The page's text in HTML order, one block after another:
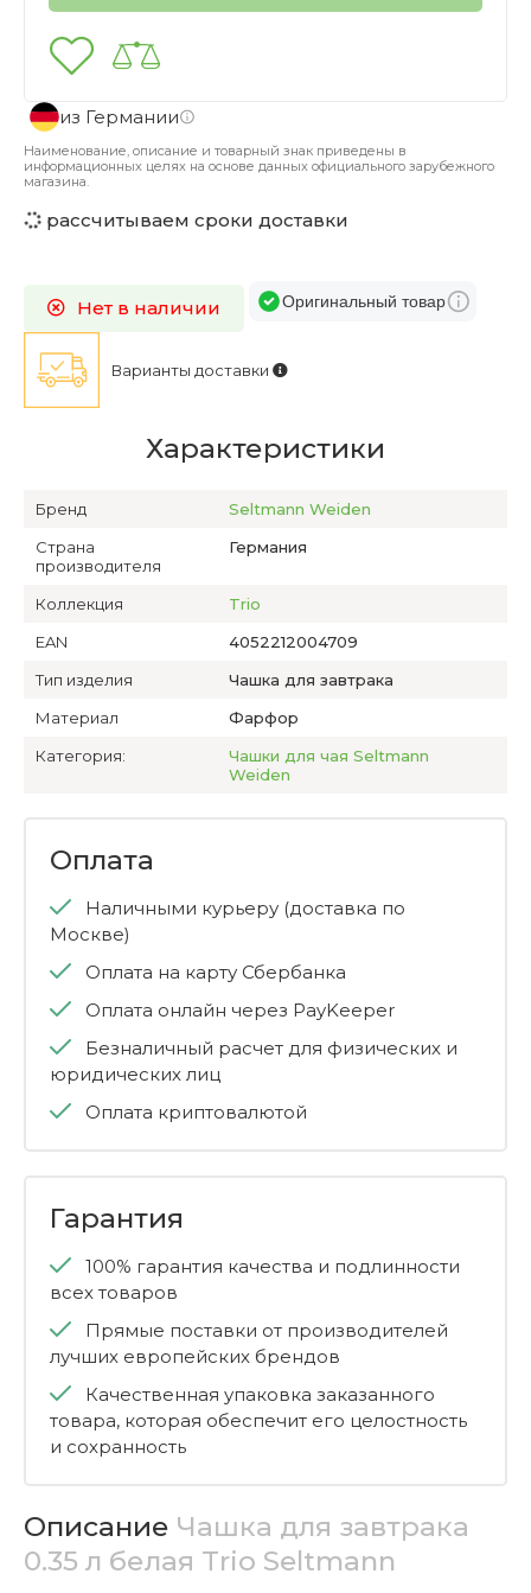
из Германии
Наименование, описание и товарный знак приведены в
информационных целях на основе данных официального зарубежного
магазина.
рассчитываем сроки доставки
Варианты доставки
Нет в наличии Оригинальный товар
Характеристики
Бренд
Seltmann Weiden
Страна
производителя
Германия
Коллекция
Trio
EAN
4052212004709
Тип изделия
Чашка для завтрака
Материал
Фарфор
Категория:
Чашки для чая Seltmann
Weiden
Оплата
Наличными курьеру (доставка по
Москве)
Оплата на карту Сбербанка
Оплата онлайн через PayKeeper
Безналичный расчет для физических и
юридических лиц
Оплата криптовалютой
Гарантия
100% гарантия качества и подлинности
всех товаров
Прямые поставки от производителей
лучших европейских брендов
Качественная упаковка заказанного
товара, которая обеспечит его целостность
и сохранность
Описание Чашка для завтрака
0.35 л белая Trio Seltmann